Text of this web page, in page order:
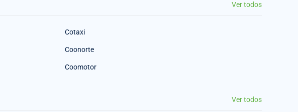
Ver todos
Cotaxi
Coonorte
Coomotor
Ver todos